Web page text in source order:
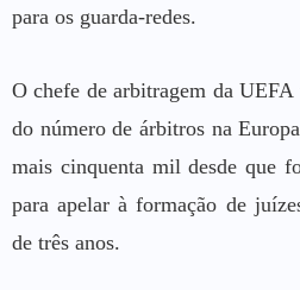
para os guarda-redes.
O chefe de arbitragem da UEFA
do número de árbitros na
mais cinquenta mil desde que
para apelar à formação de
de três anos.